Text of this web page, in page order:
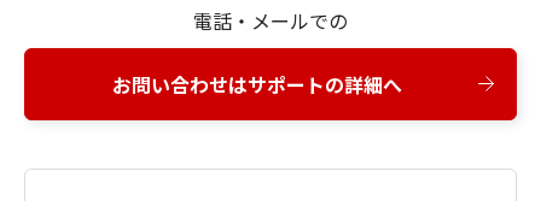
電話・メールでの
お問い合わせはサポートの詳細へ